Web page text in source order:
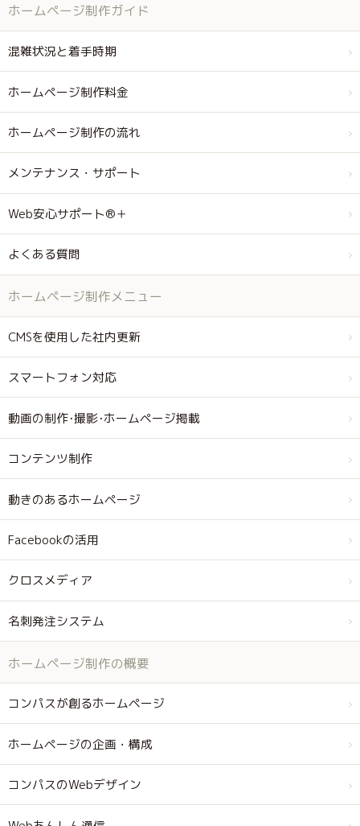
ホームページ制作ガイド
混雑状況と着手時期
ホームページ制作料金
ホームページ制作の流れ
メンテナンス・サポート
Web安心サポート®＋
よくある質問
ホームページ制作メニュー
CMSを使用した社内更新
スマートフォン対応
動画の制作･撮影･ホームページ掲載
コンテンツ制作
動きのあるホームページ
Facebookの活用
クロスメディア
名刺発注システム
ホームページ制作の概要
コンパスが創るホームページ
ホームページの企画・構成
コンパスのWebデザイン